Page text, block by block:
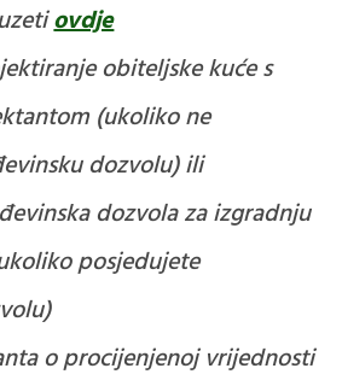
ovdje
obiteljske kuće s
(ukoliko ne
dozvolu) ili
dozvola za izgradnju
posjedujete
o procijenjenoj vrijednosti